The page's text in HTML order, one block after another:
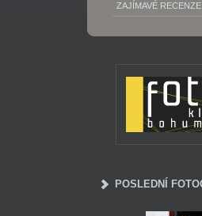
ZAJÍMAVÉ RECENZE
POSLEDNÍ